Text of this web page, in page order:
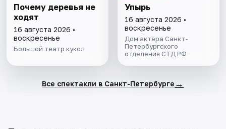
Почему деревья не
ходят
16 августа 2026 •
воскресенье
Большой театр кукол
Упырь
16 августа 2026 •
воскресенье
Дом актёра Санкт-
Петербургского
отделения СТД РФ
Все спектакли в Санкт-Петербурге →